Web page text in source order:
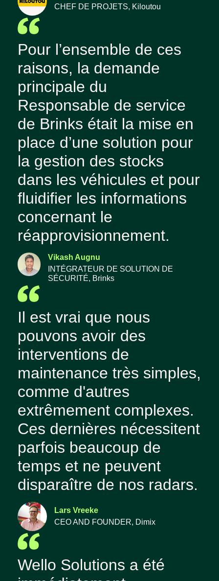
CHEF DE PROJETS, Kiloutou
Pour l’ensemble de ces
raisons, la demande
principale du
Responsable de service
de Brinks était la mise en
place d’une solution pour
la gestion des stocks
dans les véhicules et pour
fluidifier les informations
concernant le
réapprovisionnement.
Vikash Augnu
INTÉGRATEUR DE SOLUTION DE
SÉCURITÉ, Brinks
Il est vrai que nous
pouvons avoir des
interventions de
maintenance très simples,
comme d'autres
extrêmement complexes.
Ces dernières nécessitent
parfois beaucoup de
temps et ne peuvent
disparaître de nos radars.
Lars Vreeke
CEO AND FOUNDER, Dimix
Wello Solutions a été